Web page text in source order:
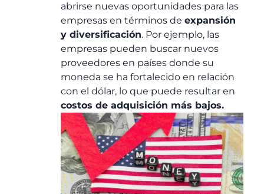
abrirse nuevas oportunidades para las
empresas en términos de expansión
y diversificación. Por ejemplo, las
empresas pueden buscar nuevos
proveedores en países donde su
moneda se ha fortalecido en relación
con el dólar, lo que puede resultar en
costos de adquisición más bajos.